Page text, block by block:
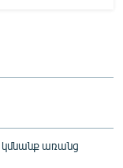
առանց